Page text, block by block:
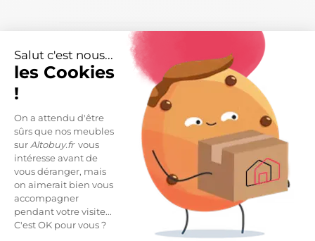
Salut c'est nous...
les Cookies
!
On a attendu d'être
sûrs que nos meubles
sur Altobuy.frvous
intéresse avant de
vous déranger, mais
on aimerait bien vous
accompagner
pendant votre visite...
C'est OK pour vous ?
Caractéristiques
Livraisons et retours arrow_drop_down
DESCRIPTION
Nappe Rectangulaire 170x250cm Lin Lavé Coloris
Craie de la gamme Margaux.
Une nappe élégante pour une table raffinée.
Résistante aux lavages, aucune tâche ne lui
résistera. Une conception en lin de qualité premium
aux nombreuses vertus et au toucher souple qui se